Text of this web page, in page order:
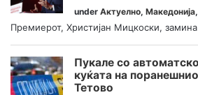
under Актуелно, Македонија,
Премиерот, Христијан Мицкоски, замина
Пукале со
куќата на
Тетово